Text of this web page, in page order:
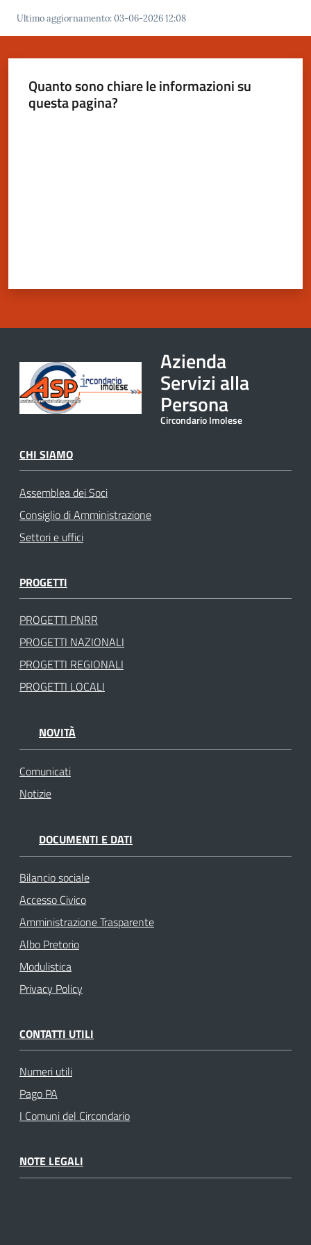
Ultimo aggiornamento:03-06-2026 12:08
Quanto sono chiare le informazioni su
questa pagina?
Azienda
Servizi alla
Persona
Circondario Imolese
CHI SIAMO
Assemblea dei Soci
Consiglio di Amministrazione
Settori e uffici
PROGETTI
PROGETTI PNRR
PROGETTI NAZIONALI
PROGETTI REGIONALI
PROGETTI LOCALI
NOVITÀ
Comunicati
Notizie
DOCUMENTI E DATI
Bilancio sociale
Accesso Civico
Amministrazione Trasparente
Albo Pretorio
Modulistica
Privacy Policy
CONTATTI UTILI
Numeri utili
Pago PA
I Comuni del Circondario
NOTE LEGALI